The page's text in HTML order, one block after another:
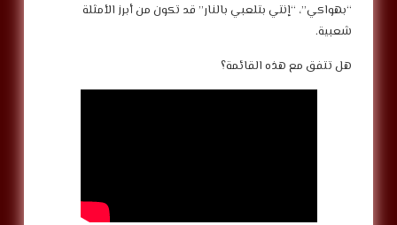
“بهواكي”، “إنتي بتلعبي بالنار” قد تكون من أبرز الأمثلة
شعبية.
هل تتفق مع هذه القائمة؟